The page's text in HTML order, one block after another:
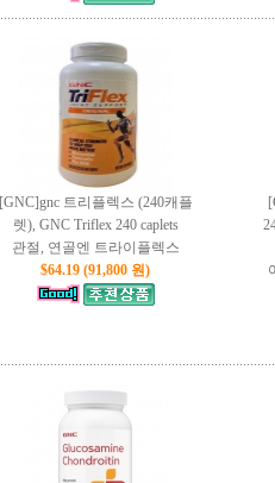
[GNC]gnc 트리플렉스 (240캐플
렛), GNC Triflex 240 caplets
관절, 연골엔 트라이플렉스
$64.19 (91,800 원)